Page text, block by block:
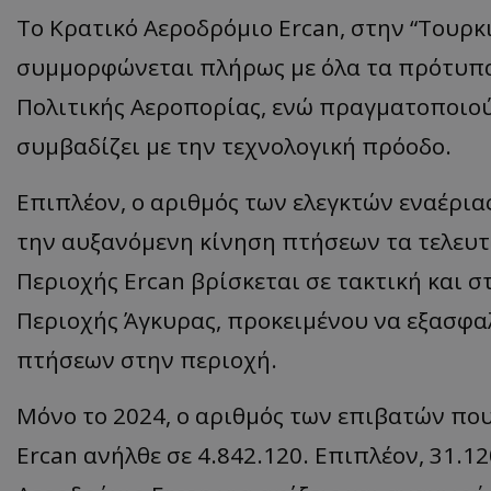
Το Κρατικό Αεροδρόμιο Ercan, στην
συμμορφώνεται πλήρως με όλα τα
Πολιτικής Αεροπορίας, ενώ
συμβαδίζει με την τεχνολογική πρόοδο.
Επιπλέον, ο αριθμός των ελεγκτών
την αυξανόμενη κίνηση πτήσεων τα
Περιοχής Ercan βρίσκεται σε τακτική και
Περιοχής Άγκυρας, προκειμένου να
πτήσεων στην περιοχή.
Μόνο το 2024, ο αριθμός των επιβατών
Ercan ανήλθε σε 4.842.120. Επιπλέον,